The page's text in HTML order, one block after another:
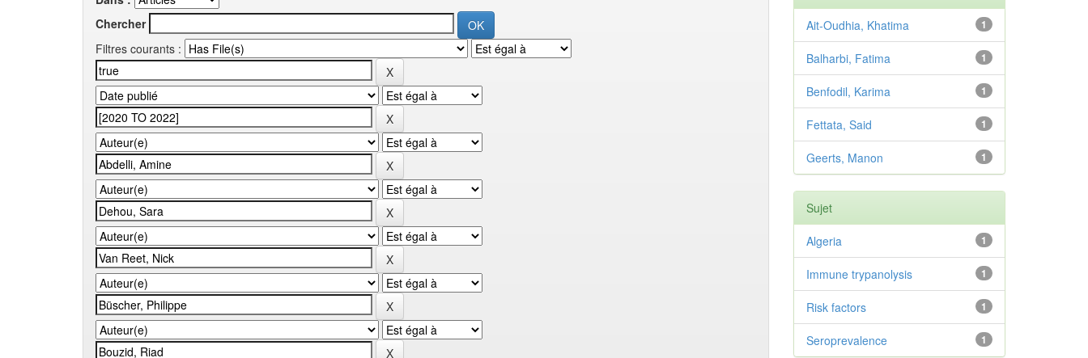
Chercher
Filtres courants :
1
Ait-Oudhia, Khatima
1
Balharbi, Fatima
1
Benfodil, Karima
1
Fettata, Said
1
Geerts, Manon
Sujet
1
Algeria
1
Immune trypanolysis
1
Risk factors
1
Seroprevalence